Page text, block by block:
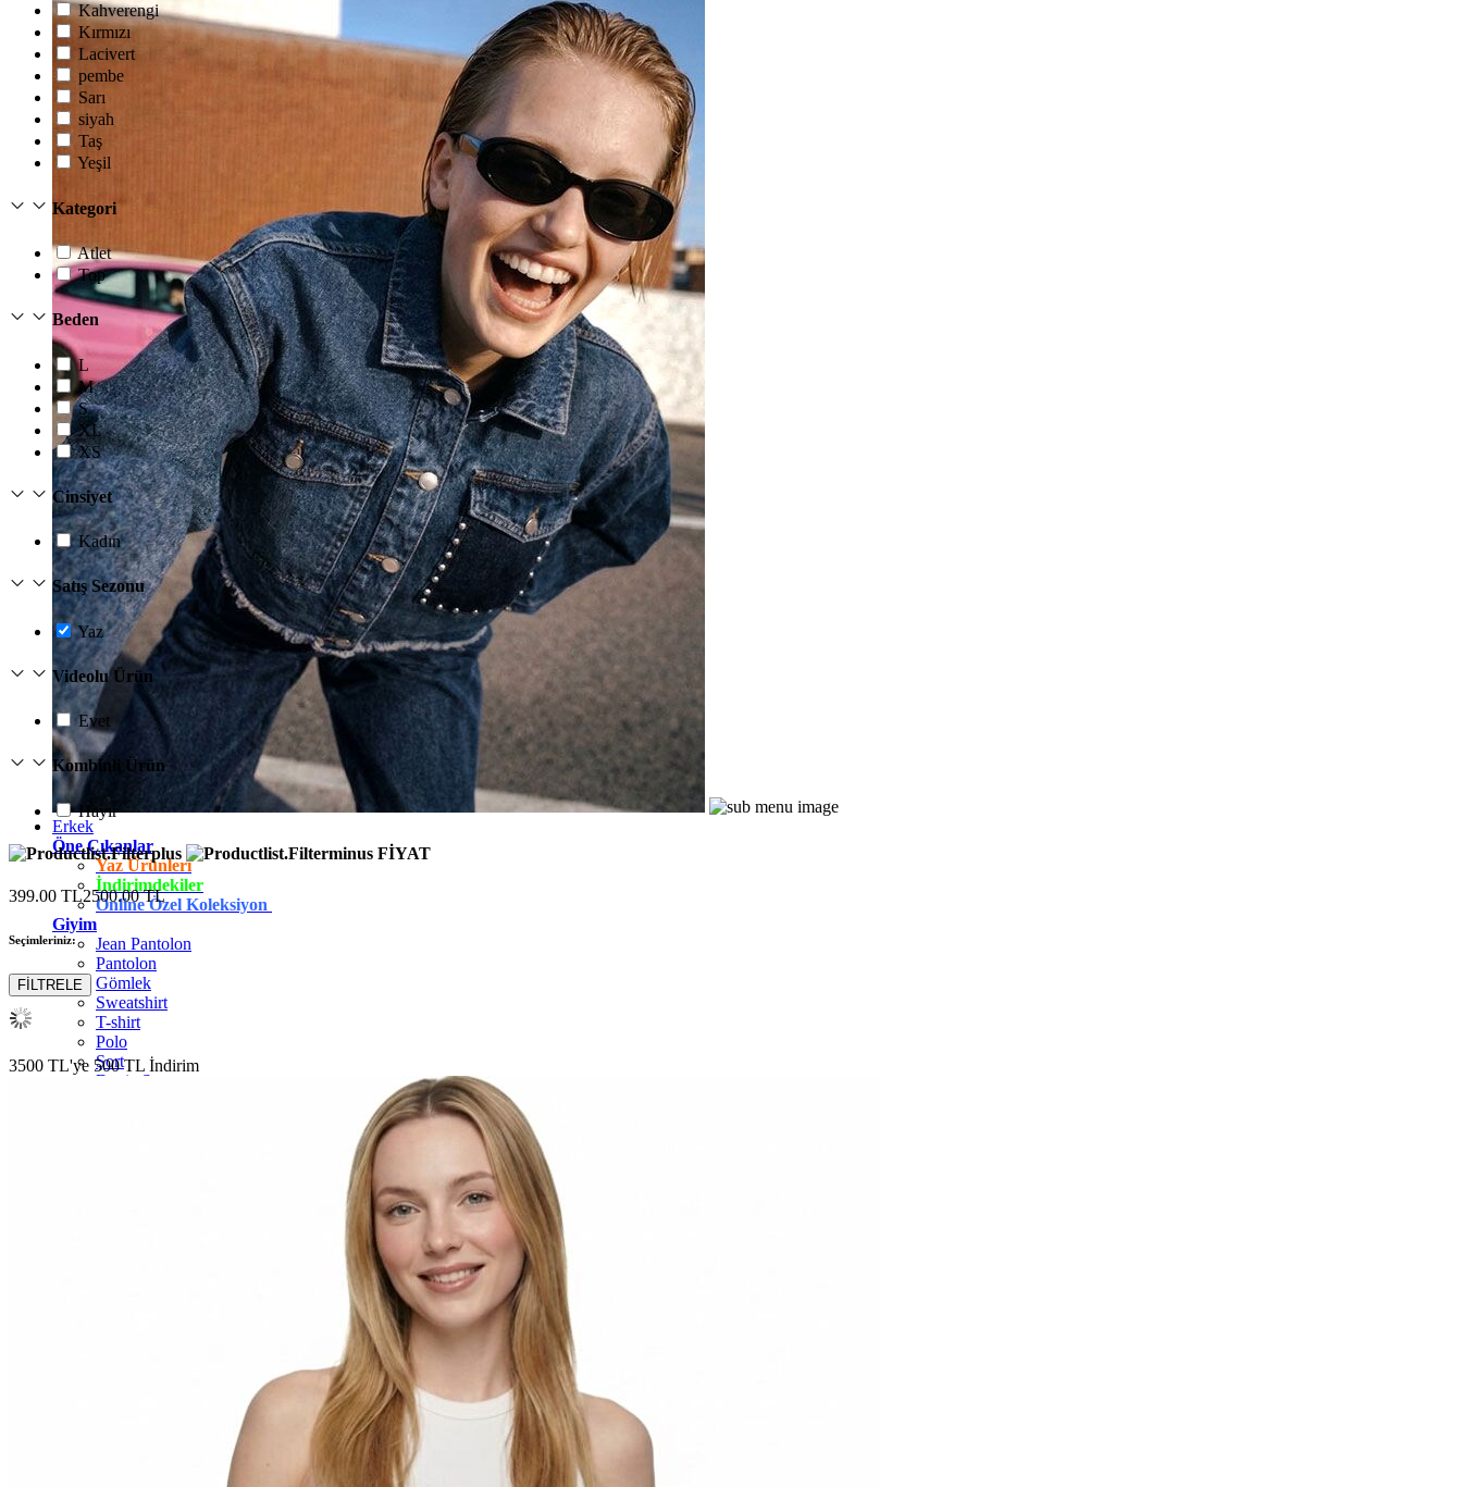
Erkek
Öne Çıkanlar
Yaz Ürünleri
İndirimdekiler
Online Özel Koleksiyon
Giyim
Jean Pantolon
Pantolon
Gömlek
Sweatshirt
T-shirt
Polo
Şort
Deniz Şortu
Kahverengi
Kırmızı
Lacivert
pembe
Sarı
siyah
Taş
Yeşil
Kategori
Atlet
Top
Beden
L
M
S
XL
XS
Cinsiyet
Kadın
Satış Sezonu
Yaz
Videolu Ürün
Evet
Kombinli Ürün
Hayır
FİYAT
399.00 TL2500.00 TL
Seçimleriniz:
FİLTRELE
3500 TL'ye 500 TL İndirim